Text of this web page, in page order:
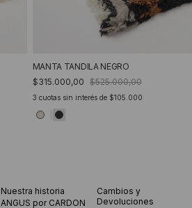
MANTA TANDILA NEGRO
$315.000,00 $525.000,00
3 cuotas sin interés de $105.000
Nuestra historia
ANGUS por CARDON
Cambios y
Devoluciones